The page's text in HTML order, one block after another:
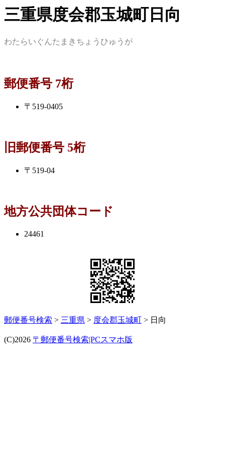
三重県度会郡玉城町日向
わたらいぐんたまきちょうひゅうが
郵便番号 7桁
〒519-0405
旧郵便番号 5桁
〒519-04
地方公共団体コード
24461
郵便番号検索 > 三重県 > 度会郡玉城町 > 日向
(C)2026 〒郵便番号検索|PCスマホ版